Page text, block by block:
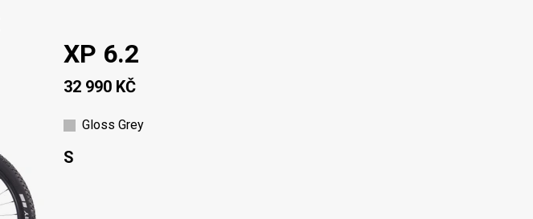
XP 6.2
32 990 KČ
Gloss Grey
S